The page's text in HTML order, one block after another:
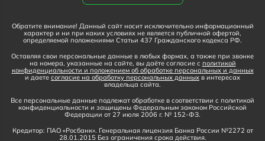
Обратите внимание! Данный сайт носит исключительно информационный
характер и ни при каких условиях не является публичной офертой,
определяемой положениями Статьи 437 Гражданского кодекса РФ.
Оставляя свои персональные данные в любых формах, а также при звонке
на номера, указанные на сайте, вы даёте согласие с политикой
конфиденциальности и положением об обработке персональных и данных
и даете согласие на обработку персональных данных в интересах
владельца сайта.
Все персональные данные подлежат обработке в соответствии с политикой
конфиденциальности и защищены Федеральным законом Российской
Федерации от 27 июля 2006 г. № 152-ФЗ.
Кредитор: ПАО «Росбанк». Генеральная лицензия Банка России №2272 от
28.01.2015 Без ограничения срока действия.